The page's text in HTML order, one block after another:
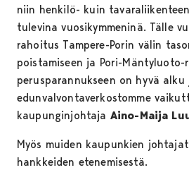
niin henkilö- kuin
tulevina vuosikymmeninä. Tälle
rahoitus Tampere-Porin välin
poistamiseen ja Pori-Mäntyluoto-
perusparannukseen on hyvä
edunvalvontaverkostomme
kaupunginjohtaja Aino-Maija
Myös muiden kaupunkien
hankkeiden etenemisestä.